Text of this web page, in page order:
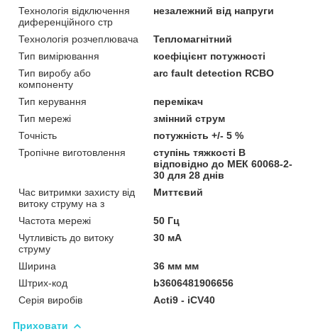
Технологія відключення
диференційного стр
незалежний від напруги
Технологія розчеплювача
Тепломагнітний
Тип вимірювання
коефіцієнт потужності
Тип виробу або
компоненту
arc fault detection RCBO
Тип керування
перемікач
Тип мережі
змінний струм
Точність
потужність +/- 5 %
Тропічне виготовлення
ступінь тяжкості B
відповідно до МЕК 60068-2-
30 для 28 днів
Час витримки захисту від
витоку струму на з
Миттєвий
Частота мережі
50 Гц
Чутливість до витоку
струму
30 мА
Ширина
36 мм мм
Штрих-код
b3606481906656
Серія виробів
Acti9 - iCV40
Приховати